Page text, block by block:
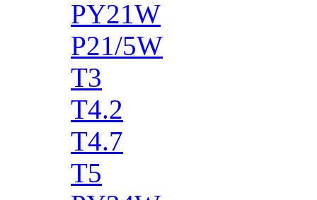
PY21W
P21/5W
T3
T4.2
T4.7
T5